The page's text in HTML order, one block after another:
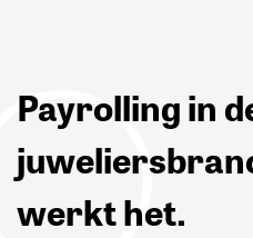
Payrolling in
werkt het.